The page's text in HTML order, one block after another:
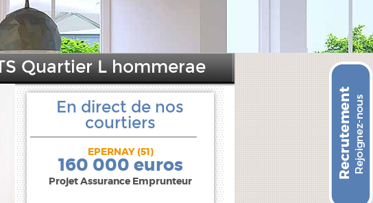
Quartier L hommerae
En direct de nos
courtiers
EPERNAY (51)
160 000 euros
Projet Assurance Emprunteur
240 000 euros